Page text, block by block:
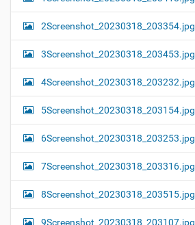
2Screenshot_20230318_203354.jpg
3Screenshot_20230318_203453.jpg
4Screenshot_20230318_203232.jpg
5Screenshot_20230318_203154.jpg
6Screenshot_20230318_203253.jpg
7Screenshot_20230318_203316.jpg
8Screenshot_20230318_203515.jpg
9Screenshot_20230318_203107.jpg